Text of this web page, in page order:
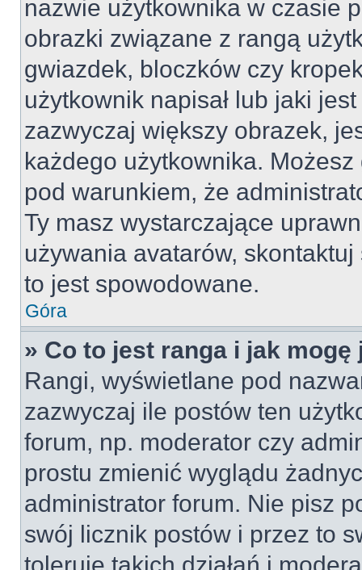
nazwie użytkownika w czasie
obrazki związane z rangą
gwiazdek, bloczków czy
użytkownik napisał lub jaki
zazwyczaj większy obrazek,
każdego użytkownika.
pod warunkiem, że
Ty masz wystarczające
używania avatarów,
to jest spowodowane.
Góra
» Co to jest ranga i jak mogę
Rangi, wyświetlane pod
zazwyczaj ile postów ten
forum, np. moderator czy
prostu zmienić wyglądu
administrator forum. Nie pisz
swój licznik postów i przez to